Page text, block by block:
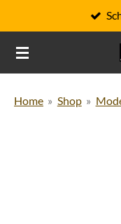
Hauptinhalt
springen
Schnelle
Home » Shop »